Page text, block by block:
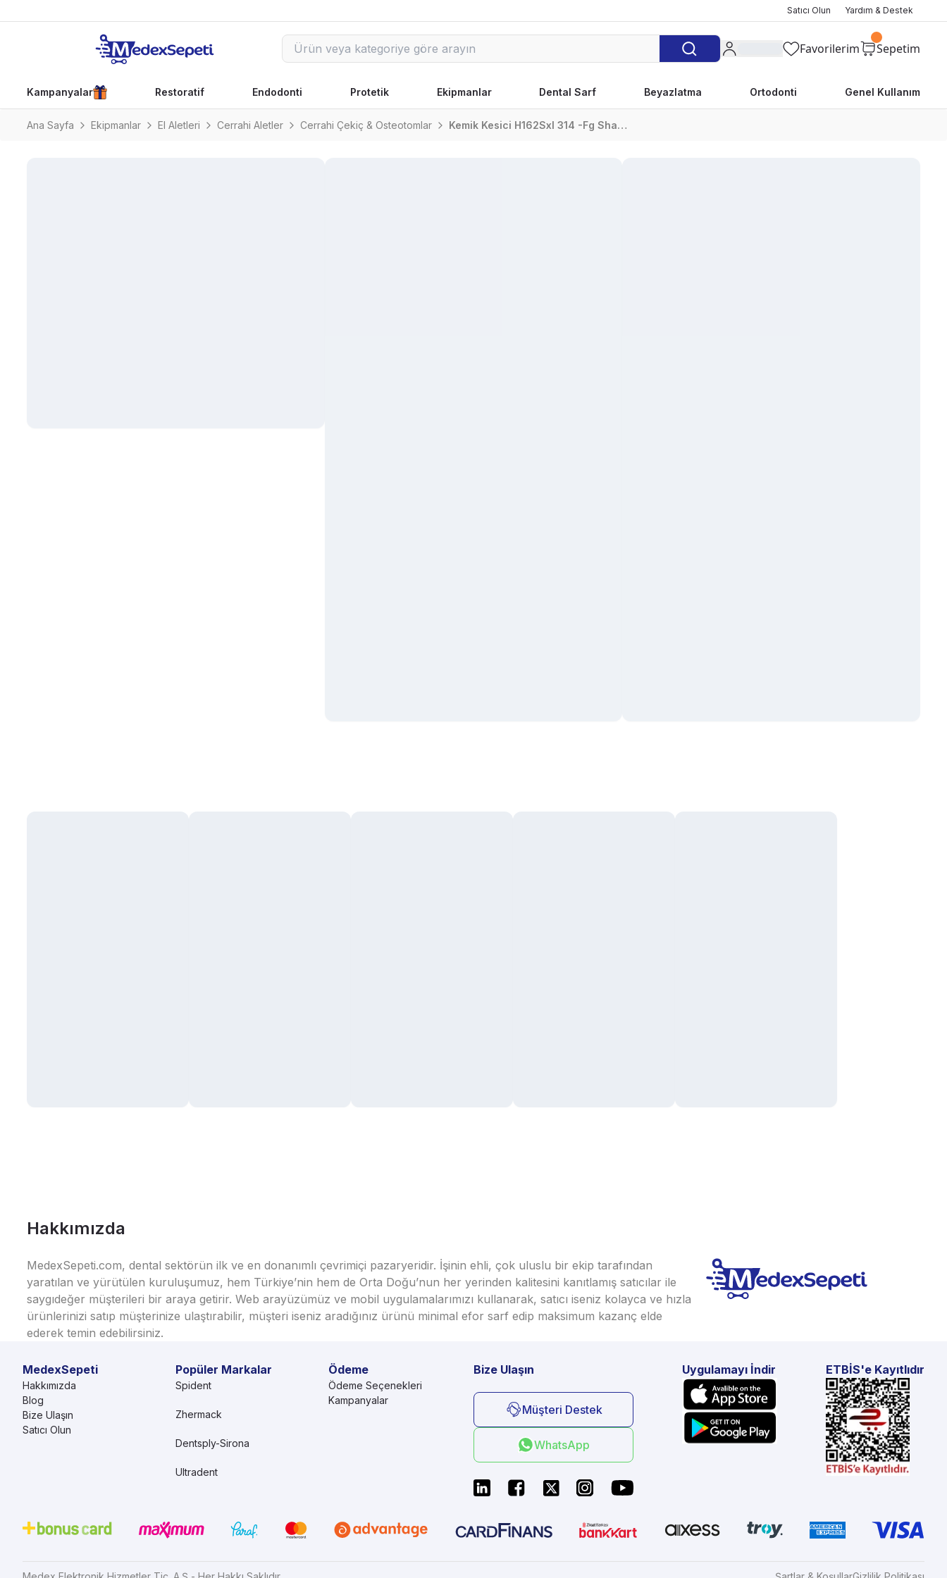
Satıcı Olun Yardım & Destek
Favorilerim Sepetim
Kampanyalar Restoratif Endodonti Protetik Ekipmanlar Dental Sarf Beyazlatma Ortodonti Genel Kullanım
Ana Sayfa Ekipmanlar El Aletleri Cerrahi Aletler Cerrahi Çekiç & Osteotomlar Kemik Kesici H162Sxl 314 -Fg Shaft / Turbine Shaft / Aeratör 0.14Mm
Hakkımızda
MedexSepeti.com, dental sektörün ilk ve en donanımlı çevrimiçi pazaryeridir. İşinin ehli, çok uluslu bir ekip tarafından
yaratılan ve yürütülen kuruluşumuz, hem Türkiye’nin hem de Orta Doğu’nun her yerinden kalitesini kanıtlamış satıcılar ile
saygıdeğer müşterileri bir araya getirir. Web arayüzümüz ve mobil uygulamalarımızı kullanarak, satıcı iseniz kolayca ve hızla
ürünlerinizi satıp müşterinize ulaştırabilir, müşteri iseniz aradığınız ürünü minimal efor sarf edip maksimum kazanç elde
ederek temin edebilirsiniz.
MedexSepeti
Hakkımızda
Blog
Bize Ulaşın
Satıcı Olun
Ödeme
Ödeme Seçenekleri
Kampanyalar
Popüler Markalar
Spident
Zhermack
Dentsply-Sirona
Ultradent
Bize Ulaşın
Müşteri Destek
WhatsApp
Uygulamayı İndir ETBİS'e Kayıtlıdır